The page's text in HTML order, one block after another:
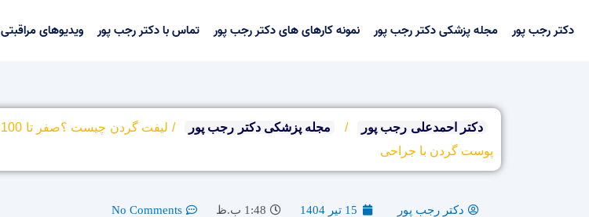
دکتر رجب پور مجله پزشکی دکتر رجب پور نمونه کارهای های دکتر رجب پور تماس با دکتر رجب پور ویدیوهای مراقبتی
دکتر احمدعلی رجب پور / مجله پزشکی دکتر رجب پور /
پوست گردن با جراحی
دکتر رجب پور 15 تیر 1404 1:48 ب.ظ No Comments